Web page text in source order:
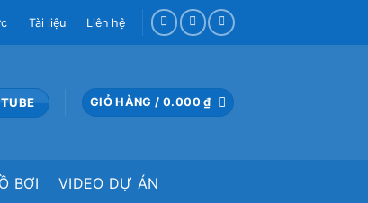
Tài liệu Liên hệ
GIỎ HÀNG / 0.000₫
BƠI VIDEO DỰ ÁN